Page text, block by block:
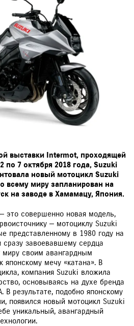
выставки Intermot, проходящей
по 7 октября 2018 года, Suzuki
новый мотоцикл Suzuki
всему миру запланирован на
на заводе в Хамамацу, Япония.
— это совершенно новая модель,
— мотоциклу Suzuki
представленному в 1980 году на
завоевавшему сердца
миру своим авангардным
мечу «катана». В
компания Suzuki вложила
основываясь на духе бренда
В результате, подобно японскому
появился новый мотоцикл Suzuki
уникальный, авангардный